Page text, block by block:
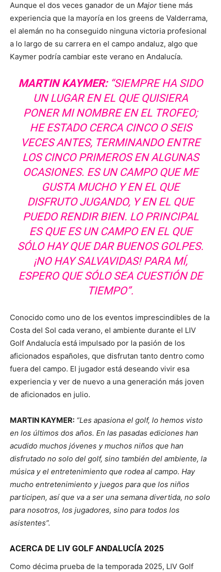
Aunque el dos veces ganador de un Major tiene más
experiencia que la mayoría en los greens de Valderrama,
el alemán no ha conseguido ninguna victoria profesional
a lo largo de su carrera en el campo andaluz, algo que
Kaymer podría cambiar este verano en Andalucía.
MARTIN KAYMER: “SIEMPRE HA SIDO
UN LUGAR EN EL QUE QUISIERA
PONER MI NOMBRE EN EL TROFEO;
HE ESTADO CERCA CINCO O SEIS
VECES ANTES, TERMINANDO ENTRE
LOS CINCO PRIMEROS EN ALGUNAS
OCASIONES. ES UN CAMPO QUE ME
GUSTA MUCHO Y EN EL QUE
DISFRUTO JUGANDO, Y EN EL QUE
PUEDO RENDIR BIEN. LO PRINCIPAL
ES QUE ES UN CAMPO EN EL QUE
SÓLO HAY QUE DAR BUENOS GOLPES.
¡NO HAY SALVAVIDAS! PARA MÍ,
ESPERO QUE SÓLO SEA CUESTIÓN DE
TIEMPO”.
Conocido como uno de los eventos imprescindibles de la
Costa del Sol cada verano, el ambiente durante el LIV
Golf Andalucía está impulsado por la pasión de los
aficionados españoles, que disfrutan tanto dentro como
fuera del campo. El jugador está deseando vivir esa
experiencia y ver de nuevo a una generación más joven
de aficionados en julio.
MARTIN KAYMER: “Les apasiona el golf, lo hemos visto
en los últimos dos años. En las pasadas ediciones han
acudido muchos jóvenes y muchos niños que han
disfrutado no solo del golf, sino también del ambiente, la
música y el entretenimiento que rodea al campo. Hay
mucho entretenimiento y juegos para que los niños
participen, así que va a ser una semana divertida, no solo
para nosotros, los jugadores, sino para todos los
asistentes”.
ACERCA DE LIV GOLF ANDALUCÍA 2025
Como décima prueba de la temporada 2025, LIV Golf